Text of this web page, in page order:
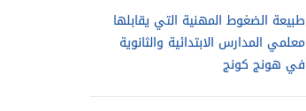
طبيعة الضغوط المهنية التي يقابلها
معلمي المدارس الابتدائية والثانوية
في هونج كونج